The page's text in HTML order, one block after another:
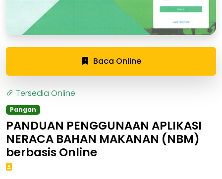
Baca Online
Tersedia Online
Pangan
PANDUAN PENGGUNAAN APLIKASI
NERACA BAHAN MAKANAN (NBM)
berbasis Online